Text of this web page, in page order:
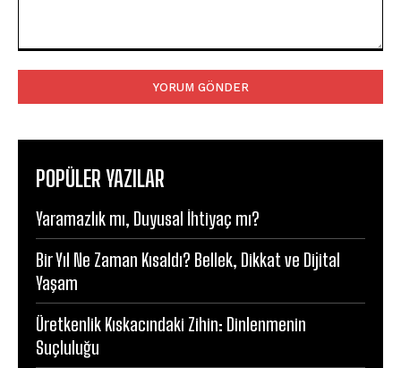
POPÜLER YAZILAR
Yaramazlık mı, Duyusal İhtiyaç mı?
Bir Yıl Ne Zaman Kısaldı? Bellek, Dikkat ve Dijital
Yaşam
Üretkenlik Kıskacındaki Zihin: Dinlenmenin
Suçluluğu